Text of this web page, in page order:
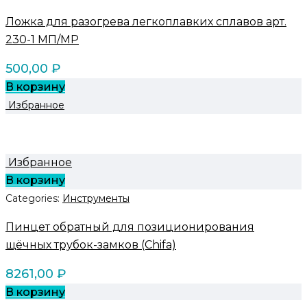
Ложка для разогрева легкоплавких сплавов арт.
230-1 МП/MP
500,00 ₽
В корзину
Избранное
Избранное
В корзину
Categories: Инструменты
Пинцет обратный для позиционирования
щёчных трубок-замков (Chifa)
8261,00 ₽
В корзину